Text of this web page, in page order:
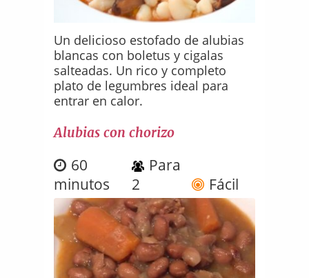
Un delicioso estofado de alubias
blancas con boletus y cigalas
salteadas. Un rico y completo
plato de legumbres ideal para
entrar en calor.
Alubias con chorizo
60
minutos
Para
2
Fácil